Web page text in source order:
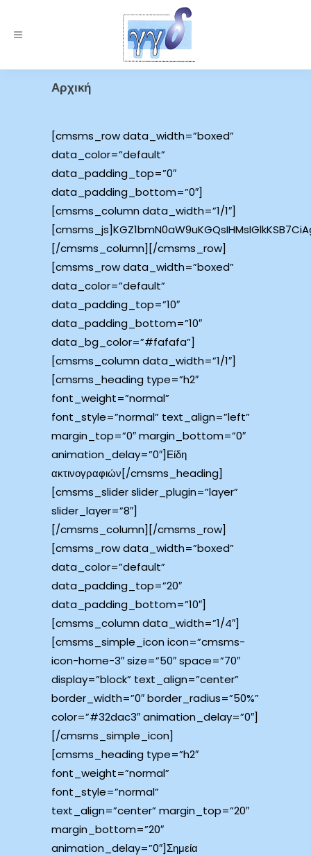
Αρχική
[cmsms_row data_width=”boxed”
data_color=”default”
data_padding_top=”0″
data_padding_bottom=”0″]
[cmsms_column data_width=”1/1″]
[/cmsms_column][/cmsms_row]
[cmsms_row data_width=”boxed”
data_color=”default”
data_padding_top=”10″
data_padding_bottom=”10″
data_bg_color=”#fafafa”]
[cmsms_column data_width=”1/1″]
[cmsms_heading type=”h2″
font_weight=”normal”
font_style=”normal” text_align=”left”
margin_top=”0″ margin_bottom=”0″
animation_delay=”0″]Είδη
ακτινογραφιών[/cmsms_heading]
[cmsms_slider slider_plugin=”layer”
slider_layer=”8″]
[/cmsms_column][/cmsms_row]
[cmsms_row data_width=”boxed”
data_color=”default”
data_padding_top=”20″
data_padding_bottom=”10″]
[cmsms_column data_width=”1/4″]
[cmsms_simple_icon icon=”cmsms-
icon-home-3″ size=”50″ space=”70″
display=”block” text_align=”center”
border_width=”0″ border_radius=”50%”
color=”#32dac3″ animation_delay=”0″]
[/cmsms_simple_icon]
[cmsms_heading type=”h2″
font_weight=”normal”
font_style=”normal”
text_align=”center” margin_top=”20″
margin_bottom=”20″
animation_delay=”0″]Σημεία